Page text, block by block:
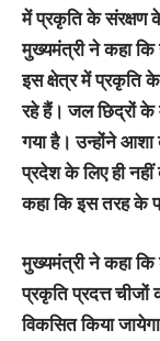
में प्रकृति के संरक्षण
मुख्यमंत्री ने कहा कि
इस क्षेत्र में प्रकृति
रहे हैं। जल छिद्रों के
गया है। उन्होंने
प्रदेश के लिए ही
कहा कि इस तरह के
मुख्यमंत्री ने कहा कि
प्रकृति प्रदत्त
विकसित किया